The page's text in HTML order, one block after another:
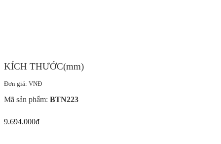
KÍCH THƯỚC(mm)
Đơn giá: VNĐ
Mã sản phẩm: BTN223
9.694.000₫